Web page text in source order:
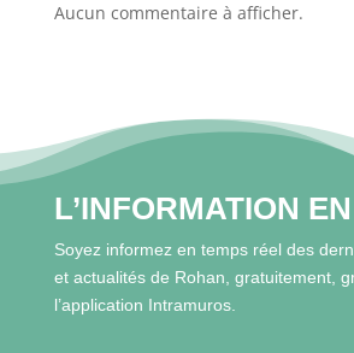
MON
MES
LOISIRS
Aucun commentaire à afficher.
L’INFORMATION
Soyez informez en temps réel des
et actualités de Rohan, gratuitement,
l’application Intramuros.